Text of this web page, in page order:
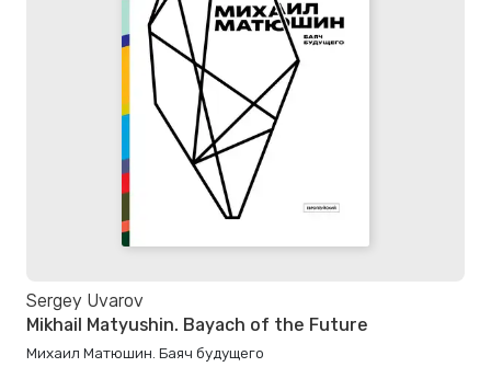
Sergey Uvarov
Mikhail Matyushin. Bayach of the Future
Михаил Матюшин. Баяч будущего